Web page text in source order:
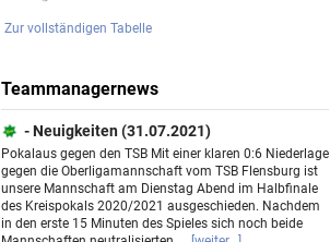
Zur vollständigen Tabelle
Teammanagernews
- Neuigkeiten(31.07.2021)
Pokalaus gegen den TSB Mit einer klaren 0:6 Niederlage
gegen die Oberligamannschaft vom TSB Flensburg ist
unsere Mannschaft am Dienstag Abend im Halbfinale
des Kreispokals 2020/2021 ausgeschieden. Nachdem
in den erste 15 Minuten des Spieles sich noch beide